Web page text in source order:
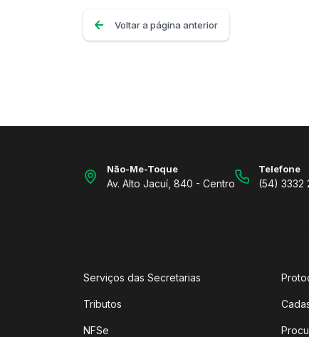
Voltar a página anterior
Não-Me-Toque
Av. Alto Jacuí, 840 - Centro
Telefone
(54) 3332
Serviços das Secretarias
Tributos
NFSe